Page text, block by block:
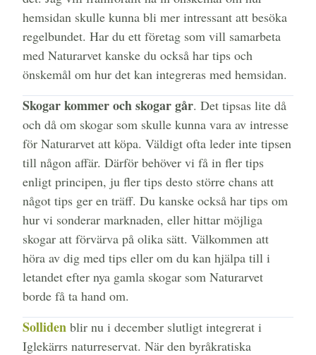
hemsidan skulle kunna bli mer intressant att besöka
regelbundet. Har du ett företag som vill samarbeta
med Naturarvet kanske du också har tips och
önskemål om hur det kan integreras med hemsidan.
Skogar kommer och skogar går. Det tipsas lite då
och då om skogar som skulle kunna vara av intresse
för Naturarvet att köpa. Väldigt ofta leder inte tipsen
till någon affär. Därför behöver vi få in fler tips
enligt principen, ju fler tips desto större chans att
något tips ger en träff. Du kanske också har tips om
hur vi sonderar marknaden, eller hittar möjliga
skogar att förvärva på olika sätt. Välkommen att
höra av dig med tips eller om du kan hjälpa till i
letandet efter nya gamla skogar som Naturarvet
borde få ta hand om.
Solliden blir nu i december slutligt integrerat i
Iglekärrs naturreservat. När den byråkratiska